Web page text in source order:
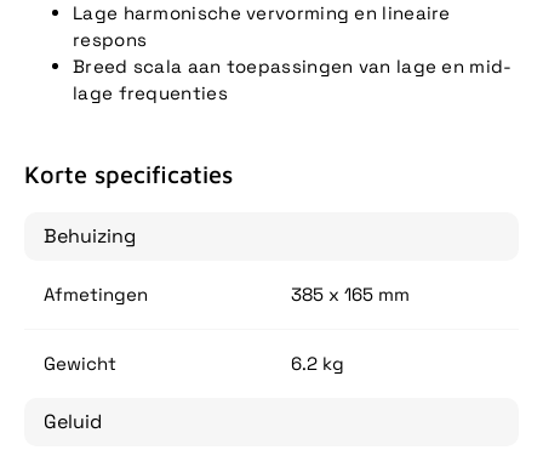
Lage harmonische vervorming en lineaire
respons
Breed scala aan toepassingen van lage en mid-
lage frequenties
Korte specificaties
Behuizing
Afmetingen 385 x 165 mm
Gewicht 6.2 kg
Geluid